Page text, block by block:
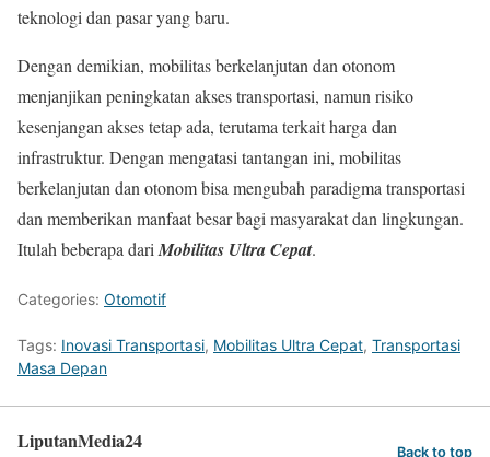
teknologi dan pasar yang baru.
Dengan demikian, mobilitas berkelanjutan dan otonom
menjanjikan peningkatan akses transportasi, namun risiko
kesenjangan akses tetap ada, terutama terkait harga dan
infrastruktur. Dengan mengatasi tantangan ini, mobilitas
berkelanjutan dan otonom bisa mengubah paradigma transportasi
dan memberikan manfaat besar bagi masyarakat dan lingkungan.
Itulah beberapa dariMobilitas Ultra Cepat.
Categories: Otomotif
Tags: Inovasi Transportasi, Mobilitas Ultra Cepat, Transportasi
Masa Depan
LiputanMedia24 Back to top